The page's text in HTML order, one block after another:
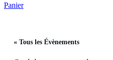
Panier
« Tous les Évènements